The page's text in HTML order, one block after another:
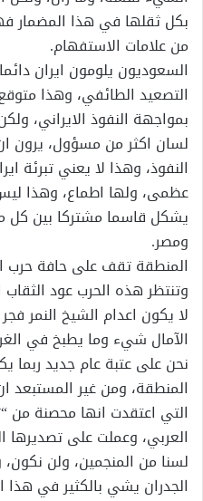
بكل ثقلها في هذا المضمار
من علامات الاستفهام.
السعوديون يلومون ايران
التصعيد الطائفي، وهذا
بمواجهة النفوذ الايراني،
لسان اكثر من مسؤول، يرون
النفوذ، وهذا لا يعني تبرئة
عظمى، ولها اطماع، وهذا
يشكل قاسما مشتركا بين كل
ومصر.
المنطقة تقف على حافة حرب
وتنتظر هذه الحرب عود
لا يكون اعدام الشيخ النمر
الآمال شيء وما يطبخ في
نحن على عتبة عام جديد ربما
المنطقة، ومن غير المستبعد
التي اعتقدت انها محصنة من
العربي، وعملت على تصديرها
لسنا من المنجمين، ولن
الجدران يشي بالكثير في هذا